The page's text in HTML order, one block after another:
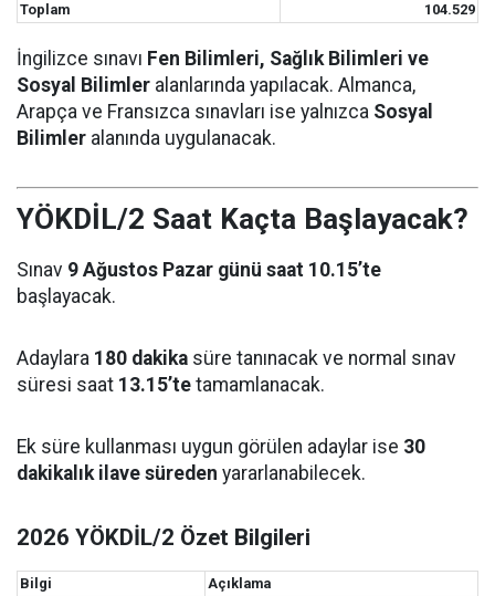
Toplam
104.529
İngilizce sınavı Fen Bilimleri, Sağlık Bilimleri ve
Sosyal Bilimler alanlarında yapılacak. Almanca,
Arapça ve Fransızca sınavları ise yalnızca Sosyal
Bilimler alanında uygulanacak.
YÖKDİL/2 Saat Kaçta Başlayacak?
Sınav 9 Ağustos Pazar günü saat 10.15’te
başlayacak.
Adaylara 180 dakika süre tanınacak ve normal sınav
süresi saat 13.15’te tamamlanacak.
Ek süre kullanması uygun görülen adaylar ise 30
dakikalık ilave süreden yararlanabilecek.
2026 YÖKDİL/2 Özet Bilgileri
Bilgi
Açıklama